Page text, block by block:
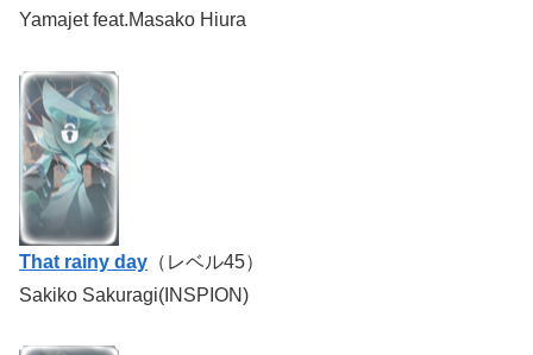
Yamajet feat.Masako Hiura
That rainy day （レベル45）
Sakiko Sakuragi(INSPION)